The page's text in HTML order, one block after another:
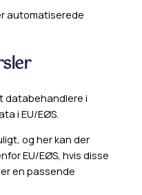
automatiserede
databehandlere i
i EU/EØS.
og her kan der
EU/EØS, hvis disse
en passende